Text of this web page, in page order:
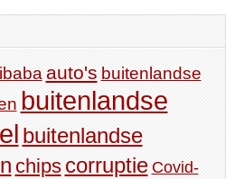
auto's buitenlandse
buitenlandse
buitenlandse
chips corruptie Covid-